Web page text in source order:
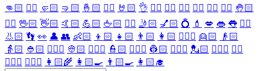
👊🏻 ✊🏻 🤛🏻 🤜🏻 🤞🏻 ✌🏻 🤘🏻 👌 👈🏻 👉🏻 👆🏻 👇🏻 ☝🏻 ✋🏻 🤚🏻
🖐🏻 🖖🏻 👋🏻 🤙🏻 💪🏻 🖕🏻 ✍🏻 🤳🏻 💅🏻 💍 💄 💋 👄 👅 👂🏻
👃🏻 👣 👀 👤 👥 👶🏻 👦🏻 👧🏻 👨🏻 👩🏻 👱🏻‍♀️ 👱🏻
👴🏻
👵🏻 👲🏻 👳🏻‍♀️ 👳🏻 👮🏻‍♀️ 👮🏻 👷🏻‍♀️ 👷🏻 💂🏻‍♀️ 💂🏻 🕵🏻‍♀️ 🕵🏻
👩🏻‍⚕️ 👨🏻‍⚕️ 👩🏻‍🌾 👩🏻‍🍳 👨🏻‍🍳 👩🏻‍🎓